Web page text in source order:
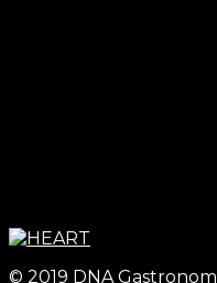
© 2019 DNA